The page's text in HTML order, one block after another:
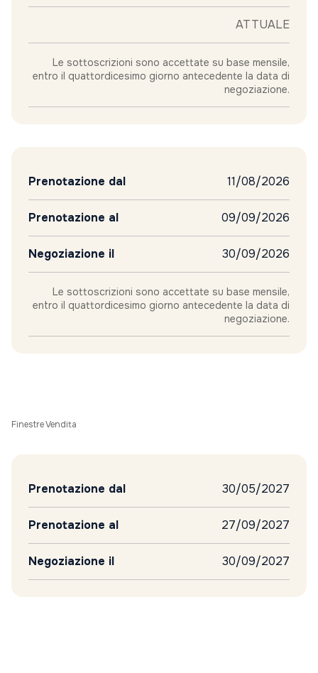
ATTUALE
Le sottoscrizioni sono accettate su base mensile,
entro il quattordicesimo giorno antecedente la data di
negoziazione.
Prenotazione dal 11/08/2026
Prenotazione al 09/09/2026
Negoziazione il 30/09/2026
Le sottoscrizioni sono accettate su base mensile,
entro il quattordicesimo giorno antecedente la data di
negoziazione.
Finestre Vendita
Prenotazione dal 30/05/2027
Prenotazione al 27/09/2027
Negoziazione il 30/09/2027